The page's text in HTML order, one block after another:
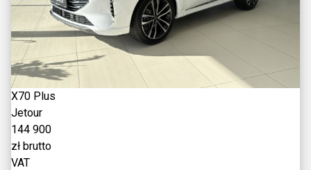
X70 Plus
Jetour
144 900
zł brutto
VAT